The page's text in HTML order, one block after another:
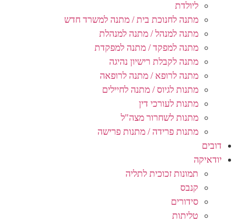
ליולדת
מתנה לחנוכת בית / מתנה למשרד חדש
מתנה למנהל / מתנה למנהלת
מתנה למפקד / מתנה למפקדת
מתנה לקבלת רישיון נהיגה
מתנה לרופא / מתנה לרופאה
מתנות לגיוס / מתנה לחיילים
מתנות לעורכי דין
מתנות לשחרור מצה"ל
מתנות פרידה / מתנות פרישה
דובים
יודאיקה
תמונות זכוכית לתליה
קנבס
סידורים
טליתות